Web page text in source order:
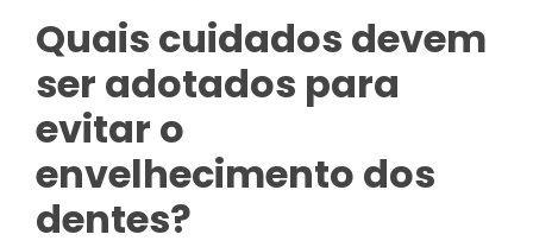
Quais cuidados devem
ser adotados para
evitar o
envelhecimento dos
dentes?